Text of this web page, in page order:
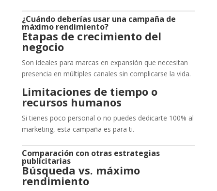
¿Cuándo deberías usar una campaña de
máximo rendimiento?
Etapas de crecimiento del
negocio
Son ideales para marcas en expansión que necesitan
presencia en múltiples canales sin complicarse la vida.
Limitaciones de tiempo o
recursos humanos
Si tienes poco personal o no puedes dedicarte 100% al
marketing, esta campaña es para ti.
Comparación con otras estrategias
publicitarias
Búsqueda vs. máximo
rendimiento